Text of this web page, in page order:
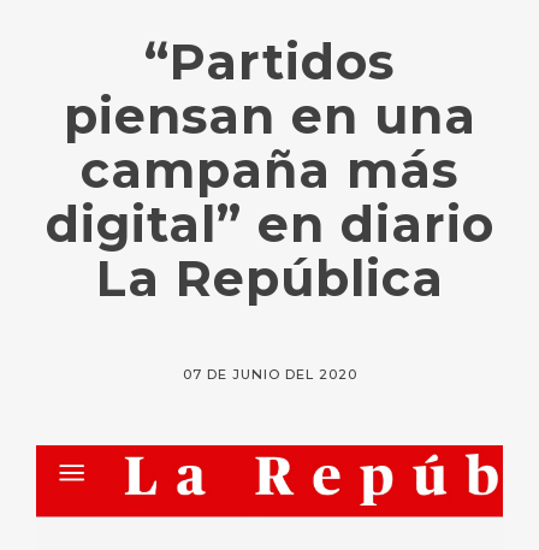
“Partidos
piensan en una
campaña más
digital” en diario
La República
07 DE JUNIO DEL 2020